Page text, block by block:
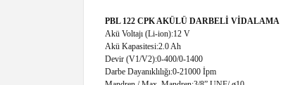
PBL 122 CPK AKÜLÜ DARBELİ VİDALAMA
Akü Voltajı (Li-ion):12 V
Akü Kapasitesi:2.0 Ah
Devir (V1/V2):0-400/0-1400
Darbe Dayanıklılığı:0-21000 İpm